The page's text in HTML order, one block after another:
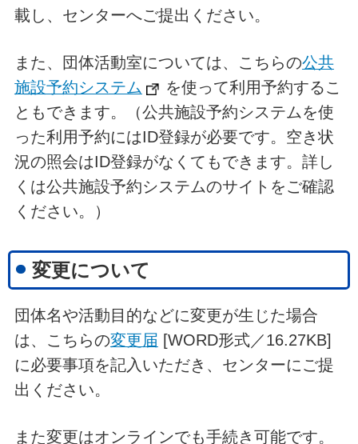
載し、センターへご提出ください。
また、団体活動室については、こちらの公共
施設予約システム
を使って利用予約するこ
ともできます。（公共施設予約システムを使
った利用予約にはID登録が必要です。空き状
況の照会はID登録がなくてもできます。詳し
くは公共施設予約システムのサイトをご確認
ください。）
変更について
団体名や活動目的などに変更が生じた場合
は、こちらの変更届 [WORD形式／16.27KB]
に必要事項を記入いただき、センターにご提
出ください。
また変更はオンラインでも手続き可能です。